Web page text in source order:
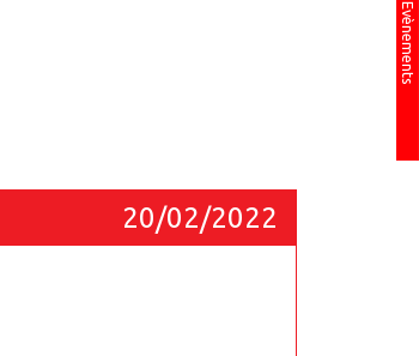
Evènements
20/02/2022